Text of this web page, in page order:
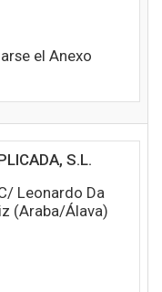
el Anexo
S.L.
Leonardo Da
(Araba/Álava)